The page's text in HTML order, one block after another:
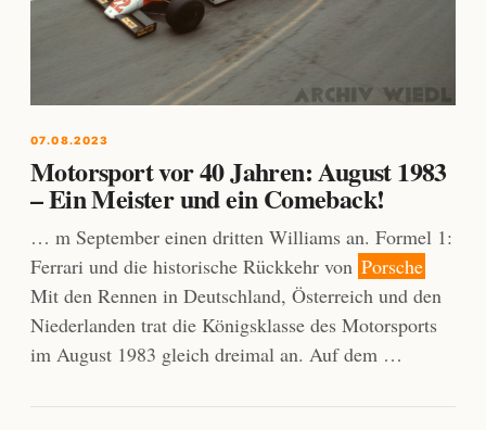
07.08.2023
Motorsport vor 40 Jahren: August 1983
– Ein Meister und ein Comeback!
… m September einen dritten Williams an. Formel 1:
Ferrari und die historische Rückkehr von Porsche
Mit den Rennen in Deutschland, Österreich und den
Niederlanden trat die Königsklasse des Motorsports
im August 1983 gleich dreimal an. Auf dem …